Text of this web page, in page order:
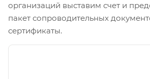
организаций выставим счет и
пакет сопроводительных
сертификаты.